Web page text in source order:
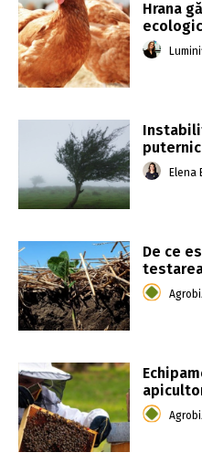
Hrana
Elena
De ce